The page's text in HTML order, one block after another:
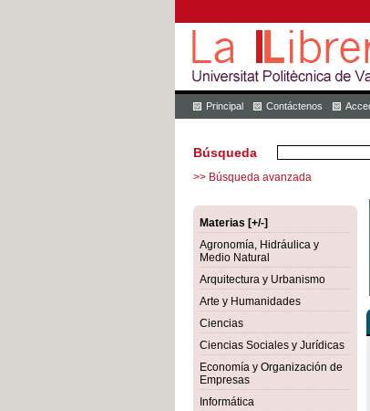
Principal Contáctenos
Búsqueda
>> Búsqueda avanzada
Materias [+/-]
Agronomía, Hidráulica y
Medio Natural
Arquitectura y Urbanismo
Arte y Humanidades
Ciencias
Ciencias Sociales y Jurídicas
Economía y Organización de
Empresas
Informática